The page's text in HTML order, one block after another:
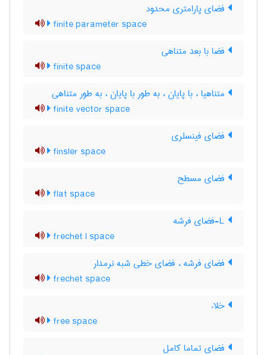
فضای پارامتری محدود
finite parameter space
فضا با بعد متناهی
finite space
متناهیا ، با پایان ، به طور با پایان ، به طور متناهی
finite vector space
فضای فینسلری
finsler space
فضای مسطح
flat space
frechet l space
فضای فرشه ، فضای خطی شبه نرمدار
frechet space
خلاء
free space
فضای تماما کامل